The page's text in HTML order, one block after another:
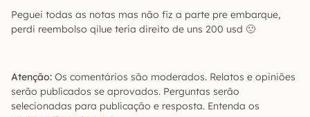
Peguei todas as notas mas não fiz a parte pre embarque,
perdi reembolso qilue teria direito de uns 200 usd 🙁
Atenção: Os comentários são moderados. Relatos e opiniões
serão publicados se aprovados. Perguntas serão
selecionadas para publicação e resposta. Entenda os